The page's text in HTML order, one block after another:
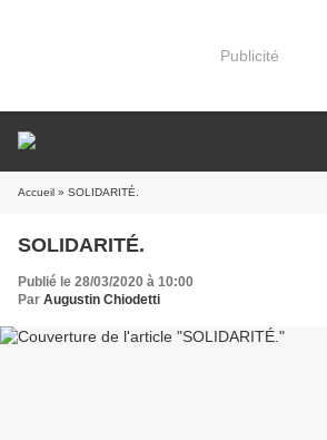
Publicité
Accueil » SOLIDARITÉ.
SOLIDARITÉ.
Publié le 28/03/2020 à 10:00
Par Augustin Chiodetti